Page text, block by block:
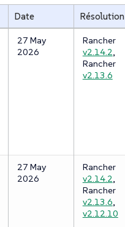
Date Résolution
27 May
2026
Rancher
v2.14.2,
Rancher
v2.13.6
27 May
2026
Rancher
v2.14.2,
Rancher
v2.13.6,
v2.12.10